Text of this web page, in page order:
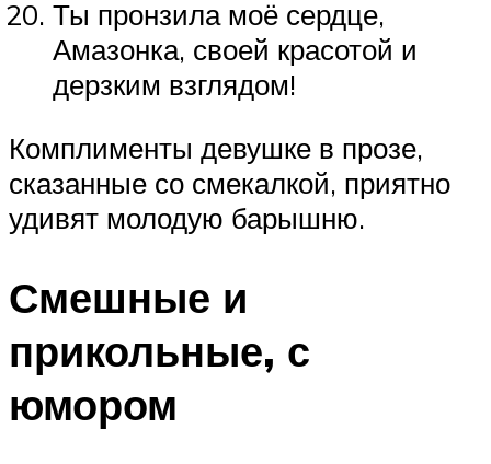
Ты пронзила моё сердце,
Амазонка, своей красотой и
дерзким взглядом!
Комплименты девушке в прозе,
сказанные со смекалкой, приятно
удивят молодую барышню.
Смешные и
прикольные, с
юмором